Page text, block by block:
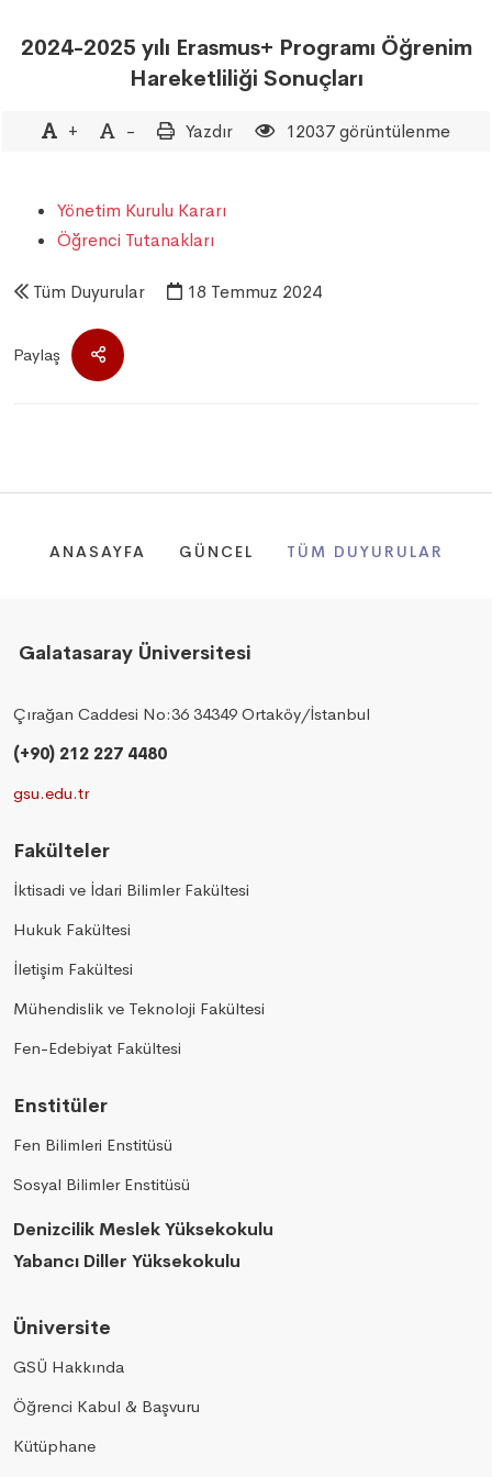
2024-2025 yılı Erasmus+ Programı Öğrenim
Hareketliliği Sonuçları
+ - Yazdır 12037 görüntülenme
Yönetim Kurulu Kararı
Öğrenci Tutanakları
Tüm Duyurular 18 Temmuz 2024
Paylaş
ANASAYFA GÜNCEL TÜM DUYURULAR
Galatasaray Üniversitesi
Çırağan Caddesi No:36 34349 Ortaköy/İstanbul
(+90) 212 227 4480
gsu.edu.tr
Fakülteler
İktisadi ve İdari Bilimler Fakültesi
Hukuk Fakültesi
İletişim Fakültesi
Mühendislik ve Teknoloji Fakültesi
Fen-Edebiyat Fakültesi
Enstitüler
Fen Bilimleri Enstitüsü
Sosyal Bilimler Enstitüsü
Denizcilik Meslek Yüksekokulu
Yabancı Diller Yüksekokulu
Üniversite
GSÜ Hakkında
Öğrenci Kabul & Başvuru
Kütüphane